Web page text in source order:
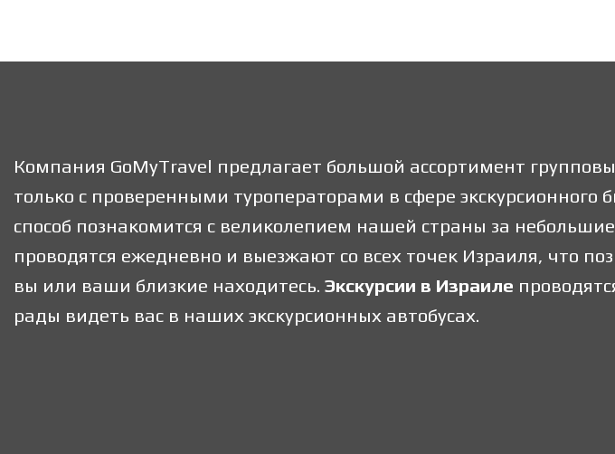
Компания GoMyTravel предлагает большой ассортимент
только с проверенными туроператорами в сфере экскурсионного
способ познакомится с великолепием нашей страны за
проводятся ежедневно и выезжают со всех точек Израиля, что
вы или ваши близкие находитесь. Экскурсии в Израиле
рады видеть вас в наших экскурсионных автобусах.